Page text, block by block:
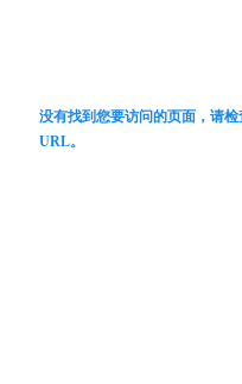
没有找到您要访问的页面，请
URL。